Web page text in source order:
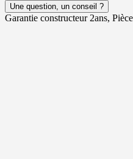
Une question, un conseil ?
Garantie constructeur 2ans,